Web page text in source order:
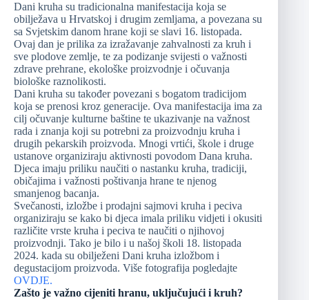
Dani kruha su tradicionalna manifestacija koja se
obilježava u Hrvatskoj i drugim zemljama, a povezana su
sa Svjetskim danom hrane koji se slavi 16. listopada.
Ovaj dan je prilika za izražavanje zahvalnosti za kruh i
sve plodove zemlje, te za podizanje svijesti o važnosti
zdrave prehrane, ekološke proizvodnje i očuvanja
biološke raznolikosti.
Dani kruha su također povezani s bogatom tradicijom
koja se prenosi kroz generacije. Ova manifestacija ima za
cilj očuvanje kulturne baštine te ukazivanje na važnost
rada i znanja koji su potrebni za proizvodnju kruha i
drugih pekarskih proizvoda. Mnogi vrtići, škole i druge
ustanove organiziraju aktivnosti povodom Dana kruha.
Djeca imaju priliku naučiti o nastanku kruha, tradiciji,
običajima i važnosti poštivanja hrane te njenog
smanjenog bacanja.
Svečanosti, izložbe i prodajni sajmovi kruha i peciva
organiziraju se kako bi djeca imala priliku vidjeti i okusiti
različite vrste kruha i peciva te naučiti o njihovoj
proizvodnji. Tako je bilo i u našoj školi 18. listopada
2024. kada su obilježeni Dani kruha izložbom i
degustacijom proizvoda. Više fotografija pogledajte
OVDJE.
Zašto je važno cijeniti hranu, uključujući i kruh?